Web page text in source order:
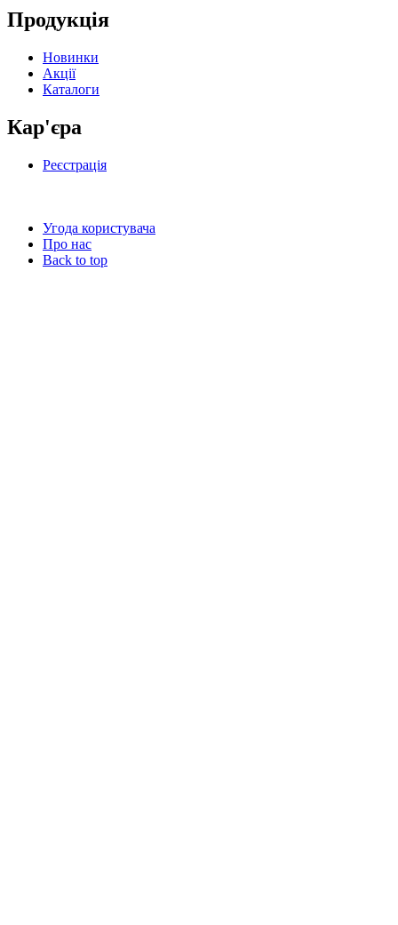
Продукція
Новинки
Акції
Каталоги
Кар'єра
Реєстрація
Угода користувача
Про нас
Back to top